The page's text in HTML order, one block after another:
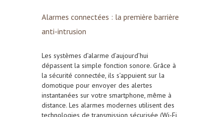
Alarmes connectées : la première barrière
anti-intrusion
Les systèmes d’alarme d’aujourd’hui
dépassent la simple fonction sonore. Grâce à
la sécurité connectée, ils s’appuient sur la
domotique pour envoyer des alertes
instantanées sur votre smartphone, même à
distance. Les alarmes modernes utilisent des
technologies de transmission sécurisée (Wi-Fi,